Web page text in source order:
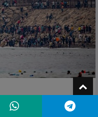
nəticəsində 100-